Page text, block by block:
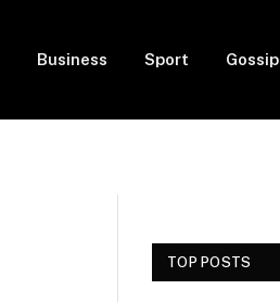
Business Sport Gossip
TOP POSTS